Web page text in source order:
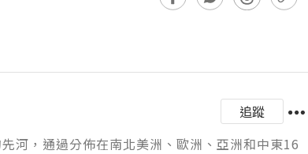
追蹤
河，通過分佈在南北美洲、歐洲、亞洲和中東16